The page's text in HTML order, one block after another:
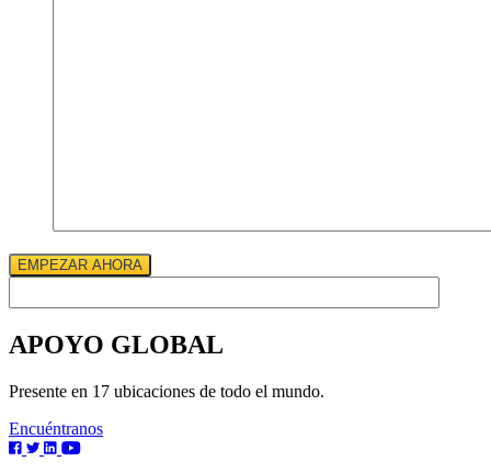
EMPEZAR AHORA
APOYO GLOBAL
Presente en 17 ubicaciones de todo el mundo.
Encuéntranos